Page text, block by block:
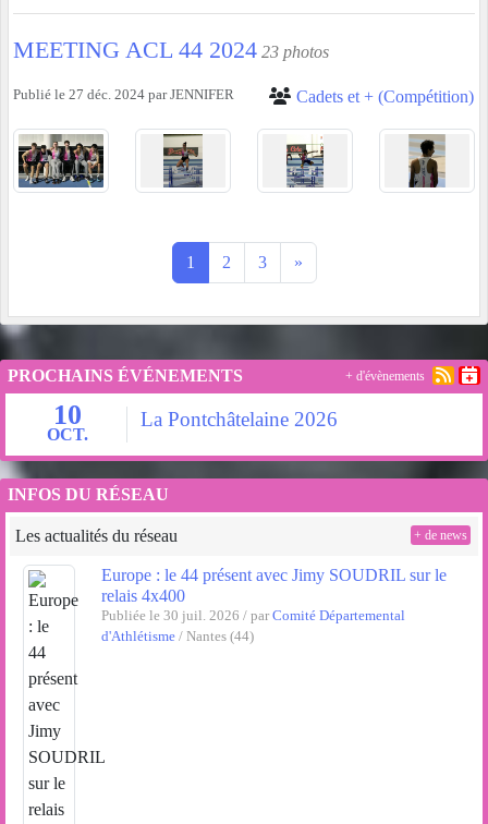
MEETING ACL 44 2024 23 photos
Cadets et + (Compétition)
Publié le 27 déc. 2024 parJENNIFER
1 2 3 »
PROCHAINS ÉVÉNEMENTS
10
OCT.
La Pontchâtelaine 2026
+ d'évènements
INFOS DU RÉSEAU
Les actualités du réseau
Europe : le 44 présent avec Jimy SOUDRIL sur le
relais 4x400
Publiée le 30 juil. 2026 / par Comité Départemental
d'Athlétisme/ Nantes (44)
+ de news